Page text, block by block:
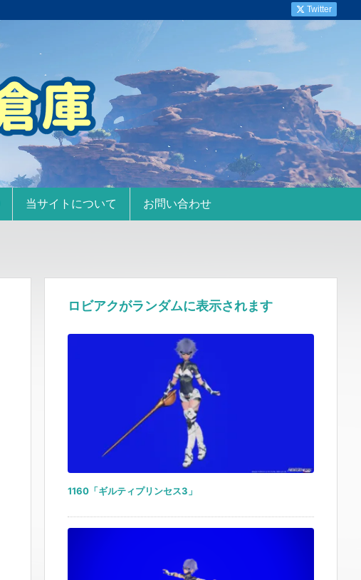
当サイトについて お問い合わせ
Twitter
ロビアクがランダムに表示されます
1160「ギルティプリンセス3」